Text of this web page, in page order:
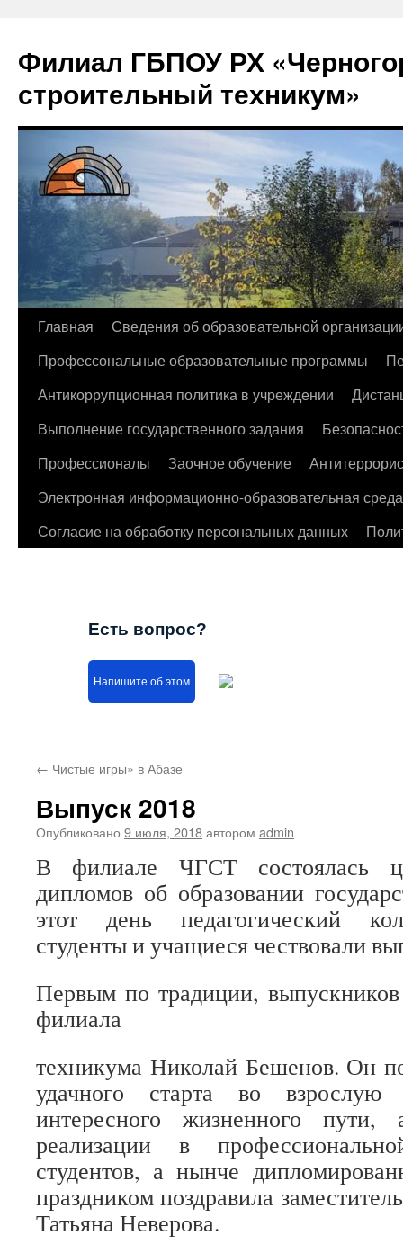
Филиал ГБПОУ РХ
строительный техникум»
Перейти
содержимому
Главная
Сведения об образовательной
Профессональные образовательные программы
Антикоррупционная политика в учреждении
Выполнение государственного задания
Профессионалы
Заочное обучение
Электронная информационно-образовательная среда
Согласие на обработку персональных данных
Есть вопрос?
Напишите об этом
← Чистые игры» в Абазе
Выпуск 2018
Опубликовано 9 июля, 2018автором admin
В филиале ЧГСТ состоялась
дипломов об образовании
этот день педагогический
студенты и учащиеся чествовали
Первым по традиции, выпускников
филиала
техникума Николай Бешенов. Он
удачного старта во взрослую
интересного жизненного
реализации в
студентов, а нынче
праздником поздравила
Татьяна Неверова.